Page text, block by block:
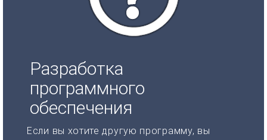
Разработка
программного
обеспечения
Если вы хотите другую программу, вы